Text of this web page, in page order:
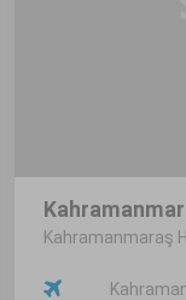
Kahramanmaraş